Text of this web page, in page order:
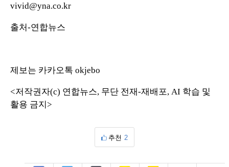
vivid@yna.co.kr
출처-연합뉴스
제보는 카카오톡 okjebo
<저작권자(c) 연합뉴스, 무단 전재-재배포, AI 학습 및
활용 금지>
추천 2